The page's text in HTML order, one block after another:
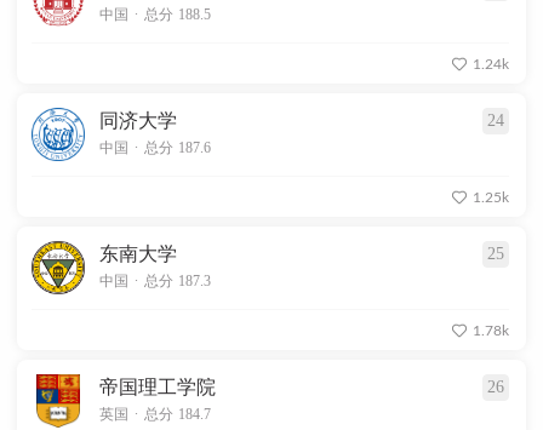
中国 . 总分 188.5
1.24k
同济大学 24
中国 . 总分 187.6
1.25k
东南大学 25
中国 . 总分 187.3
1.78k
帝国理工学院 26
英国 . 总分 184.7